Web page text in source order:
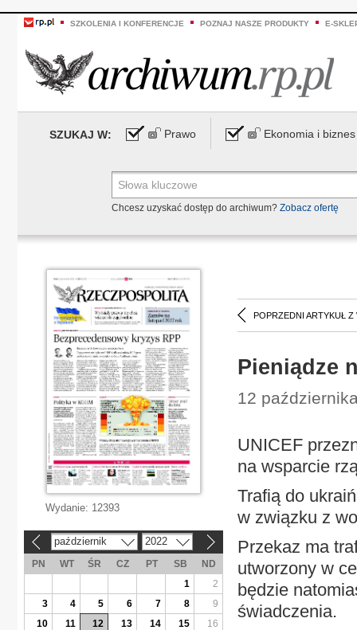
SZKOLENIA I KONFERENCJE POZNAJ NASZE PRODUKTY E-
SZUKAJ W: Prawo Ekonomia i biznes
Chcesz uzyskać dostęp do archiwum? Zobacz ofertę
POPRZEDNI ARTYKUŁ Z
Pieniądze
12
UNICEF
na wsparcie
Trafią do
w związku z
Przekaz ma
utworzony w
będzie
świadczenia.
Wydanie: 12393
październik 2022
PN WT ŚR CZ PT SB
ND
1
2
3
4 5 6 7 8
9
10
11 12 13 14 15
16